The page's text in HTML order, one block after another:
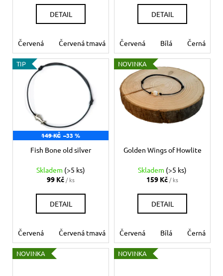
DETAIL
Červená Červená tmavá Bílá Béžová Šedá
DETAIL
Červená Bílá Černá
TIP
149 KČ –33 %
Fish Bone old silver
Skladem (>5 ks)
99 Kč / ks
DETAIL
Červená Červená tmavá Bílá Béžová Šedá
NOVINKA
Golden Wings of Howlite
Skladem (>5 ks)
159 Kč / ks
DETAIL
Červená Bílá Černá
NOVINKA NOVINKA